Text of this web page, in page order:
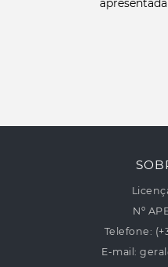
Nº
Telefone:
E-mail: